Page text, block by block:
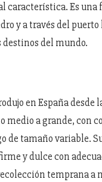
característica. Es
y a través del
del mundo.
en España desde
medio a grande, con
de tamaño variable.
y dulce con
temprana a